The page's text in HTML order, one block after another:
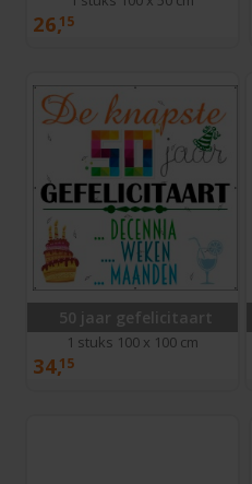
26,15
50 jaar gefelicitaart
1 stuks 100 x 100 cm
34,15